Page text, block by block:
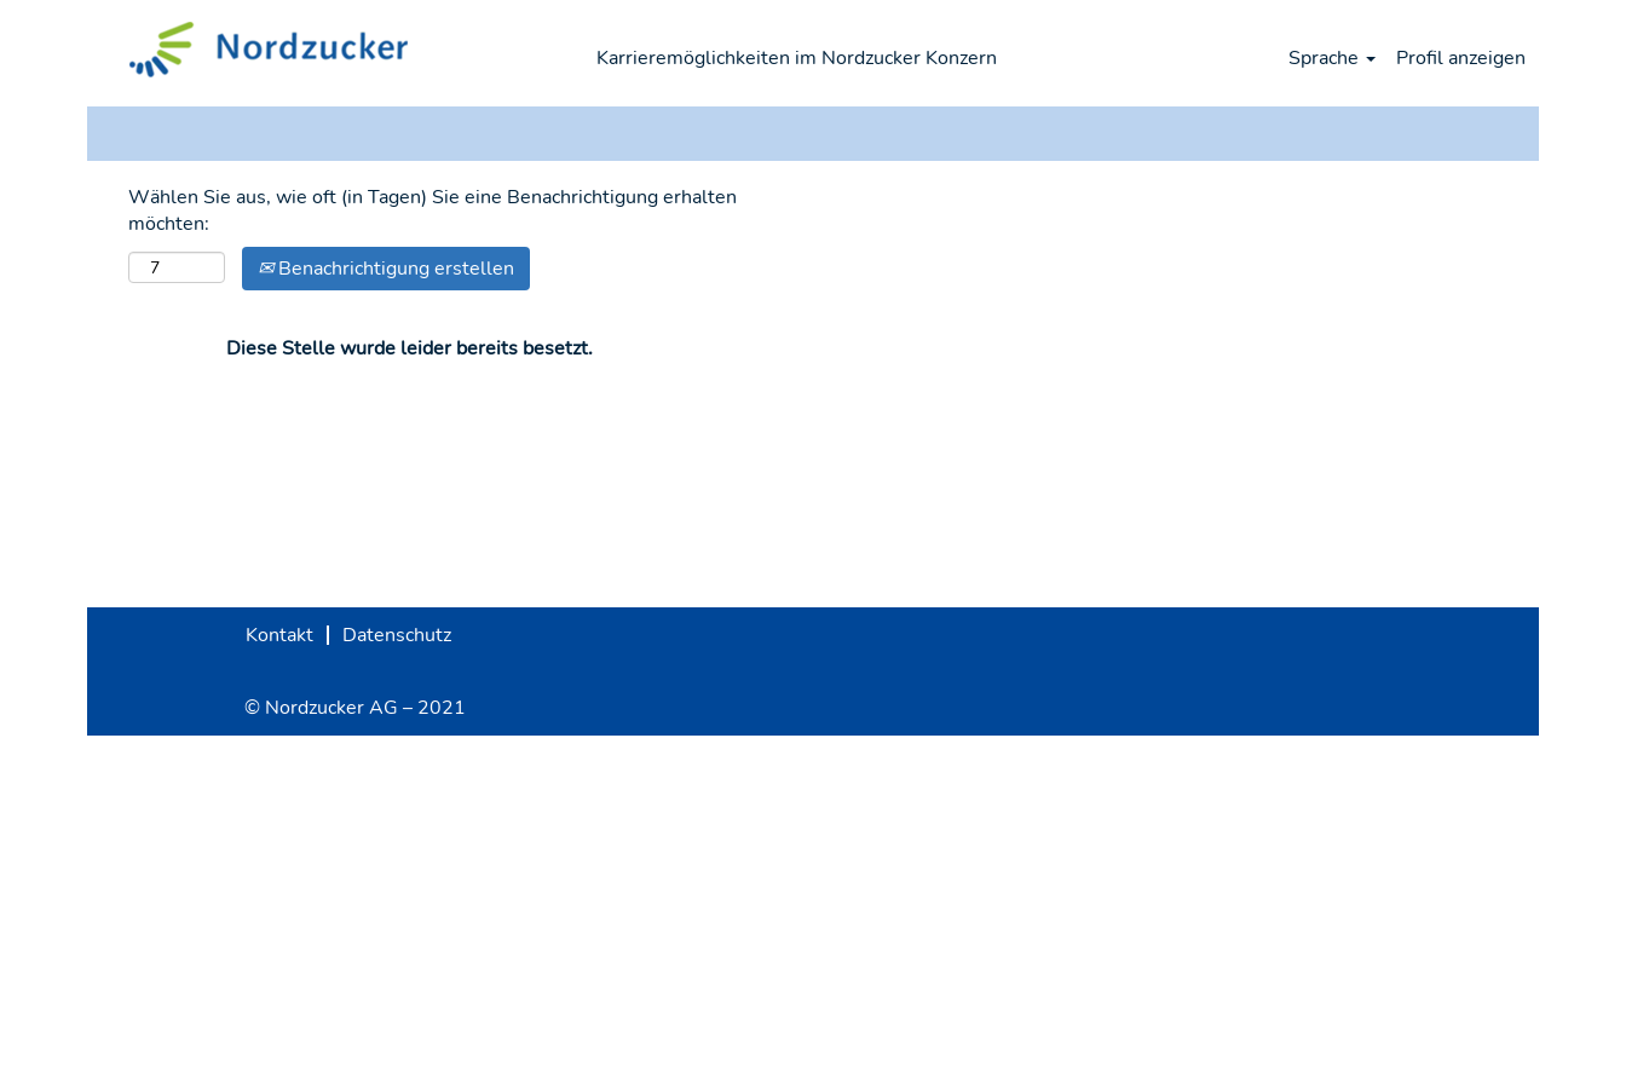
Karrieremöglichkeiten im Nordzucker Konzern Sprache
Profil anzeigen
Wählen Sie aus, wie oft (in Tagen) Sie eine Benachrichtigung erhalten
möchten:
Benachrichtigung erstellen
Diese Stelle wurde leider bereits besetzt.
Kontakt Datenschutz
© Nordzucker AG – 2021